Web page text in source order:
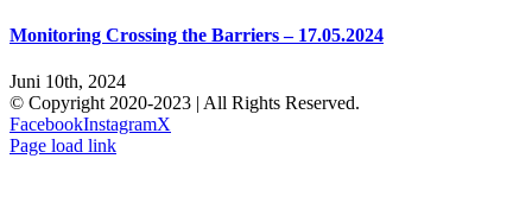
Monitoring Crossing the Barriers – 17.05.2024
Juni 10th, 2024
© Copyright 2020-2023 | All Rights Reserved.
FacebookInstagramX
Page load link